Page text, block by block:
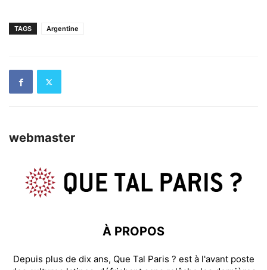
TAGS Argentine
webmaster
À PROPOS
Depuis plus de dix ans, Que Tal Paris ? est à l'avant poste